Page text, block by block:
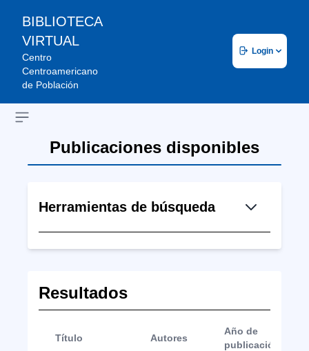
BIBLIOTECA
VIRTUAL
Centro
Centroamericano
de Población
Login
Open sidebar
Publicaciones disponibles
Herramientas de búsqueda
Resultados
Título Autores
Año de
publicación